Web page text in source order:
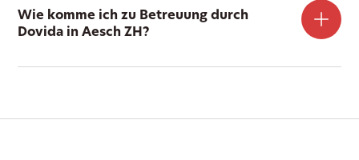
Wie komme ich zu Betreuung durch
Dovida in Aesch ZH?